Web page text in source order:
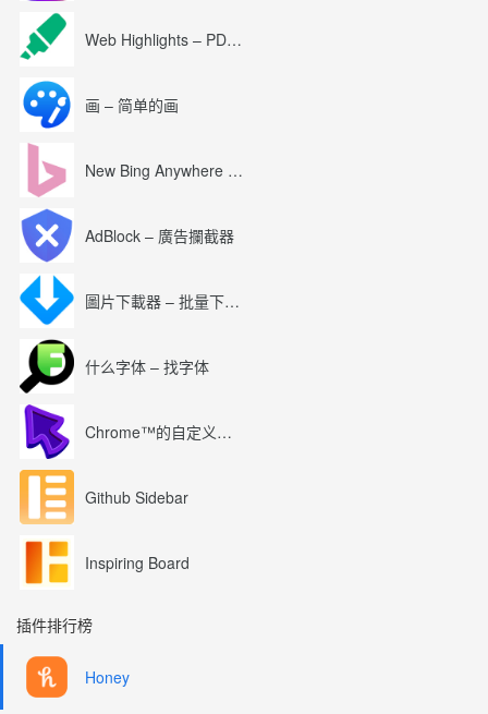
Web Highlights – PDF & Web Highlighter
画 – 简单的画
New Bing Anywhere (Bing Chat GPT-4)
AdBlock – 廣告攔截器
圖片下載器 – 批量下載圖片
什么字体 – 找字体
Chrome™的自定义光标
Github Sidebar
Inspiring Board
插件排行榜
Honey